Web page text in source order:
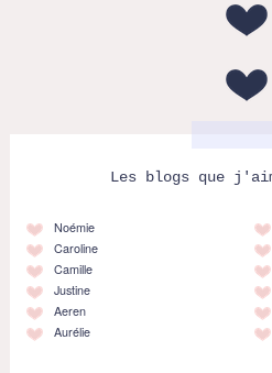
Les blogs que
Noémie
Caroline
Camille
Justine
Aeren
Aurélie